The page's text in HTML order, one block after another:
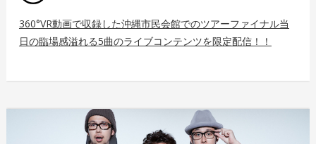
360°VR動画で収録した沖縄市民会館でのツアーファイナル当
日の臨場感溢れる5曲のライブコンテンツを限定配信！！